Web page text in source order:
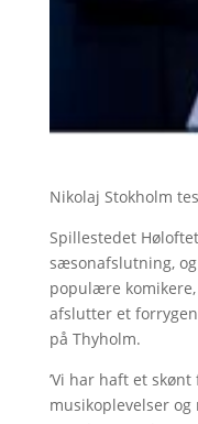
Nikolaj Stokholm
Spillestedet
sæsonafslutning,
populære
afslutter et
på Thyholm.
’Vi har haft et
musikoplevelser